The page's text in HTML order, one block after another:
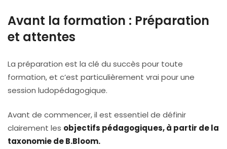
Avant la formation : Préparation
et attentes
La préparation est la clé du succès pour toute
formation, et c’est particulièrement vrai pour une
session ludopédagogique.
Avant de commencer, il est essentiel de définir
clairement les objectifs pédagogiques, à partir de la
taxonomie de B.Bloom.